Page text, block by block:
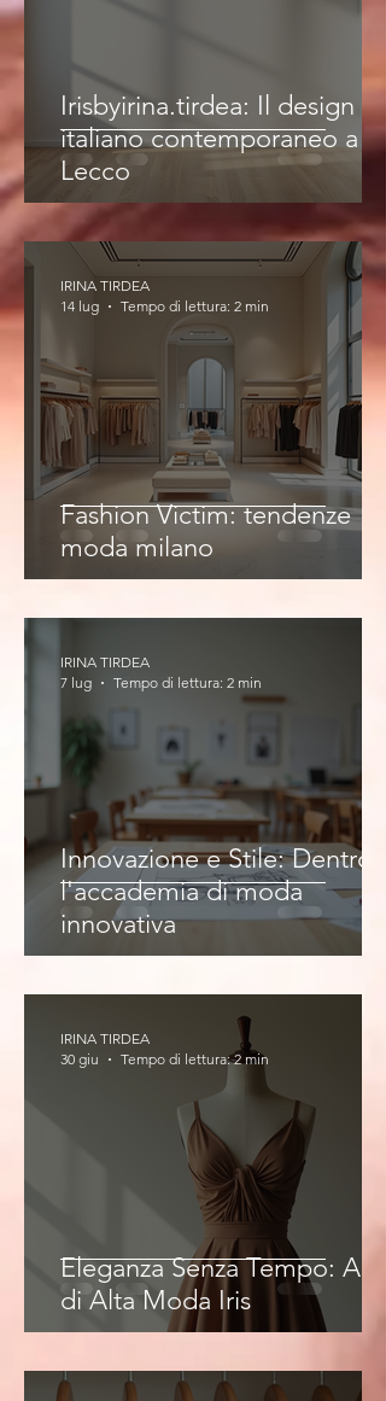
Irisbyirina.tirdea: Il design
italiano contemporaneo a
Lecco
Fashion Victim: tendenze
moda milano
IRINA TIRDEA
14 lug
Tempo di lettura: 2 min
Innovazione e Stile: Dentro
l'accademia di moda
innovativa
IRINA TIRDEA
7 lug
Tempo di lettura: 2 min
Eleganza Senza Tempo: Abiti
di Alta Moda Iris
IRINA TIRDEA
30 giu
Tempo di lettura: 2 min